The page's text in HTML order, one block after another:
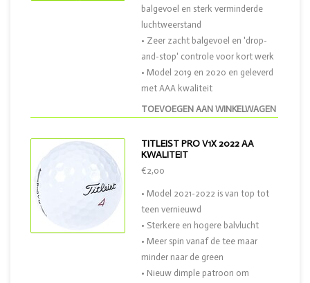
TOEVOEGEN AAN WINKELWAGEN
balgevoel en sterk verminderde
luchtweerstand
• Zeer zacht balgevoel en 'drop-
and-stop' controle voor kort werk
• Model 2019 en 2020 en geleverd
met AAA kwaliteit
TITLEIST PRO V1X 2022 AA
KWALITEIT
€2,00
• Model 2021-2022 is van top tot
teen vernieuwd
• Sterkere en hogere balvlucht
• Meer spin vanaf de tee maar
minder naar de green
• Nieuw dimple patroon om